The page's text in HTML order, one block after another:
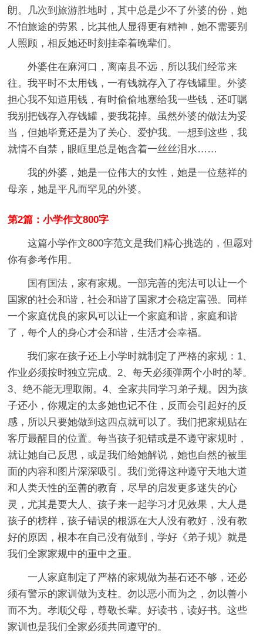
朗。几次到旅游胜地时，其中总是少不了外婆的份，她
不怕旅途的劳累，比其他人显得更有精神，她不需要别
人照顾，相反她还时刻挂牵着晚辈们。
外婆住在麻河口，离南县不远，所以我们经常来
往。我平时不太用钱，一有钱就存入了存钱罐里。外婆
担心我不知道用钱，有时偷偷地塞给我一些钱，还叮嘱
我别把钱存入存钱罐，要我花掉。虽然外婆的做法为妥
当，但她毕竟还是为了关心、爱护我。一想到这些，我
就情不自禁，眼眶里总是饱含着一丝丝泪水……
我的外婆，她是一位伟大的女性，她是一位慈祥的
母亲，她是平凡而罕见的外婆。
第2篇：小学作文800字
这篇小学作文800字范文是我们精心挑选的，但愿对
你有参考作用。
国有国法，家有家规。一部完善的宪法可以让一个
国家的社会和谐，社会和谐了国家才会稳定富强。同样
一个家庭优良的家风可以让一个家庭和谐，家庭和谐
了，每个人的身心才会和谐，生活才会幸福。
我们家在孩子还上小学时就制定了严格的家规：1、
作业必须按时独立完成。2、每天必须弹两个小时的琴。
3、绝不能无理取闹。4、全家共同学习弟子规。因为孩
子还小，你规定的太多她也记不住，反而会引起好的反
感，所以只要她做到这四点就可以了。我们把家规贴在
客厅最醒目的位置。每当孩子犯错或是不遵守家规时，
就让她自己反思，或是我们给她解说，她也自然的被里
面的内容和图片深深吸引。我们觉得这种遵守天地大道
和人类天性的至善的教育，尽早的启发更多迷失的心
灵，尤其是要大人、孩子来一起学习才见效果，大人是
孩子的榜样，孩子错误的根源在大人没有教好，没有教
好的原因，根本在自己没有做到，学好《弟子规》就是
我们全家家规中的重中之重。
一人家庭制定了严格的家规做为基石还不够，还必
须有警示的家训做为支柱。勿以恶小而为之，勿以善小
而不为。孝顺父母，尊敬长辈。好读书，读好书。这些
家训也是我们全家必须共同遵守的。